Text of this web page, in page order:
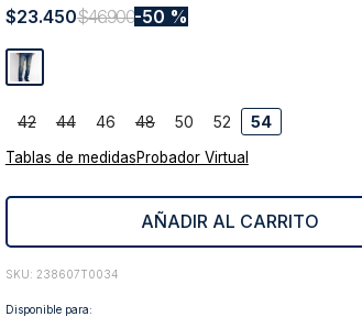
$23.450$46.900 50 %
42 44 46 48 50 52 54
Tablas de medidasProbador Virtual
AÑADIR AL CARRITO
: 238607T0034
Disponible para: